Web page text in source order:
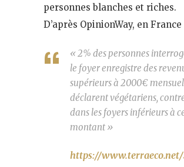
personnes blanches et riches.
D’après OpinionWay, en France
« 2% des personnes
le foyer enregistre des
supérieurs à 2000€
déclarent végétariens,
dans les foyers inférieurs à
montant »
https://